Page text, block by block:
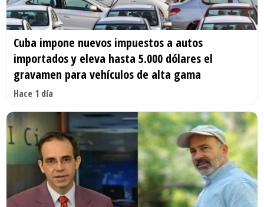
Cuba impone nuevos impuestos a autos
importados y eleva hasta 5.000 dólares el
gravamen para vehículos de alta gama
Hace 1 día